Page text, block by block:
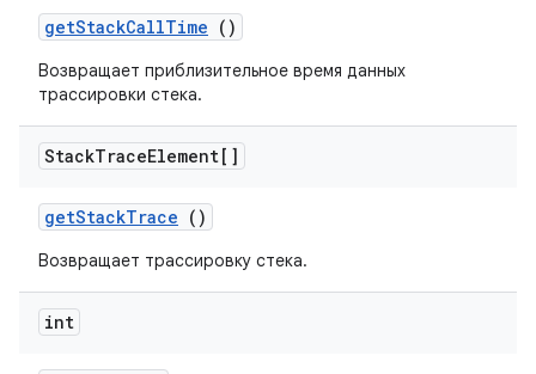
getStackCallTime ()
Возвращает приблизительное время данных
трассировки стека.
StackTraceElement[]
getStackTrace ()
Возвращает трассировку стека.
int